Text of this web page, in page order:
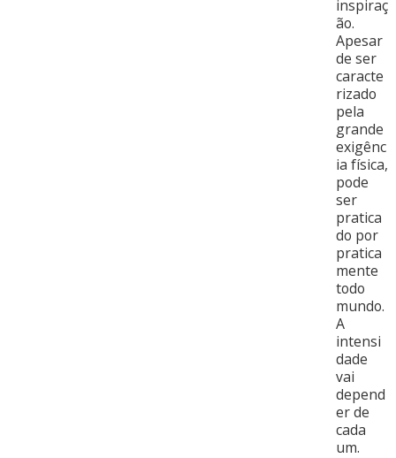
inspiraç
ão.
Apesar
de ser
caracte
rizado
pela
grande
exigênc
ia física,
pode
ser
pratica
do por
pratica
mente
todo
mundo.
A
intensi
dade
vai
depend
er de
cada
um.